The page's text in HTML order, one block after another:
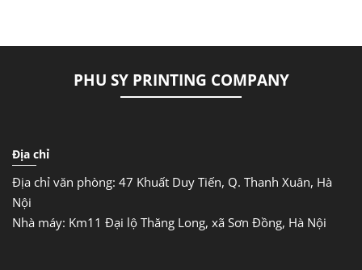
PHU SY PRINTING COMPANY
Địa chỉ
Địa chỉ văn phòng: 47 Khuất Duy Tiến, Q. Thanh Xuân, Hà
Nội
Nhà máy: Km11 Đại lộ Thăng Long, xã Sơn Đồng, Hà Nội